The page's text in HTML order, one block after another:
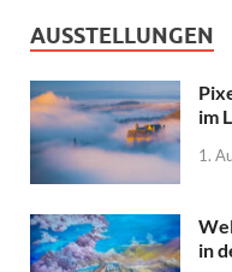
AUSSTELLUNGEN
im
1.
in